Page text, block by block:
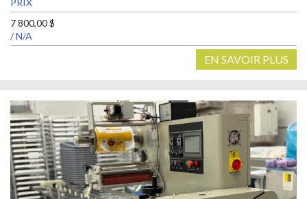
PRIX
7 800,00 $
/ N/A
EN SAVOIR PLUS